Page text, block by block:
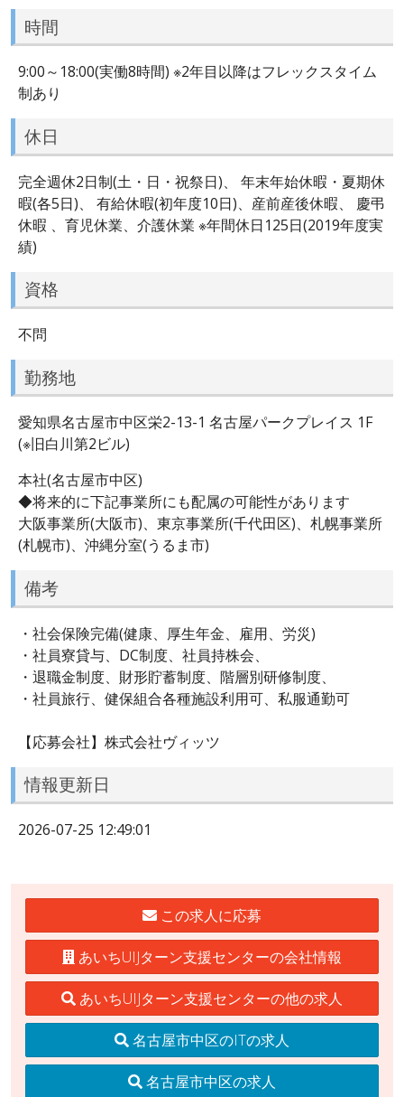
時間
9:00～18:00(実働8時間) ※2年目以降はフレックスタイム
制あり
休日
完全週休2日制(土・日・祝祭日)、 年末年始休暇・夏期休
暇(各5日)、 有給休暇(初年度10日)、産前産後休暇、 慶弔
休暇 、育児休業、介護休業 ※年間休日125日(2019年度実
績)
資格
不問
勤務地
愛知県名古屋市中区栄2-13-1 名古屋パークプレイス 1F
(※旧白川第2ビル)
本社(名古屋市中区)
◆将来的に下記事業所にも配属の可能性があります
大阪事業所(大阪市)、東京事業所(千代田区)、札幌事業所
(札幌市)、沖縄分室(うるま市)
備考
・社会保険完備(健康、厚生年金、雇用、労災)
・社員寮貸与、DC制度、社員持株会、
・退職金制度、財形貯蓄制度、階層別研修制度、
・社員旅行、健保組合各種施設利用可、私服通勤可
【応募会社】株式会社ヴィッツ
情報更新日
2026-07-25 12:49:01
この求人に応募
あいちUIJターン支援センターの会社情報
あいちUIJターン支援センターの他の求人
名古屋市中区のITの求人
名古屋市中区の求人